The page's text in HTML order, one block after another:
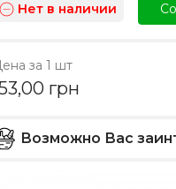
Нет в наличии
за 1 шт
грн
Возможно Вас